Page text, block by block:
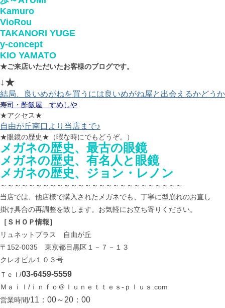
Kamuro
VioRou
TAKANORI YUGE
y-concept
KIO YAMATO
★ご来店いただいたお客様のブログです。
↓★
結局、良いめがねを買うには良いめがね屋と出会えるかどうか
寿司・酢飯屋 すめしや
★アクセス★
自由が丘南口より当店まで♪
★眼鏡の歴史★（暇な時にでもどうぞ。）
メガネの歴史、最古の眼鏡
メガネの歴史、有名人と眼鏡
メガネの歴史、ジョン・レノン
～～～～～～～～～～～～～～～～～～～～～～～～～～
当店では、他店様で購入されたメガネでも、丁寧に型崩れのお直し
掛け具合の再調整を致します。お気軽にお立ち寄りください。
［ＳＨＯＰ情報］
リュネットプラス 自由が丘
〒152-0035 東京都目黒区１－７－１３
クレオビル１０３号
Ｔｅｌ/03-6459-5559
Ｍａｉｌ/ｉｎｆｏ＠ｌｕｎｅｔｔｅｓ-ｐｌｕｓ.com
営業時間/11：00～20：00